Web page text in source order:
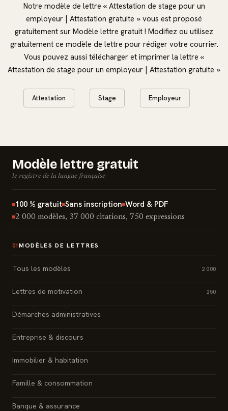
Notre modèle de lettre « Attestation de stage pour un
employeur | Attestation gratuite » vous est proposé
gratuitement sur Modèle lettre gratuit ! Modifiez ou utilisez
gratuitement ce modèle de lettre pour rédiger votre courrier.
Vous pouvez aussi télécharger et imprimer la lettre «
Attestation de stage pour un employeur | Attestation gratuite »
Attestation Stage Employeur
Modèle lettre gratuit
le registre de la langue française
100 % gratuit Sans inscription Word & PDF
2 000 modèles, 37 000 citations, 750 expressions
01 MODÈLES DE LETTRES
Tous les modèles 2 000
Lettres de motivation 250
Démarches administratives
Entreprise & discours
Immobilier & habitation
Famille & consommation
Banque & assurance